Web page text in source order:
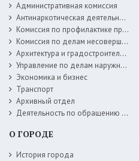
Административная комиссия
Антинаркотическая деятельность
Комиссия по профилактике правонарушений
Комиссия по делам несовершеннолетних
Архитектура и градостроительство
Управление по делам наружной рекламы
Экономика и бизнес
Транспорт
Архивный отдел
Деятельность по обращению с животными без владельцев
О ГОРОДЕ
История города